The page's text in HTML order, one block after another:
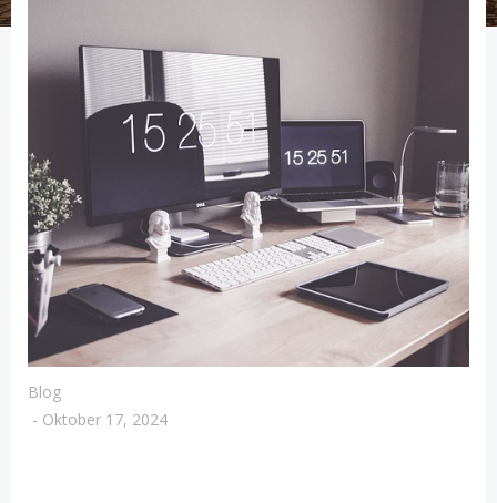
Blog
- Oktober 17, 2024